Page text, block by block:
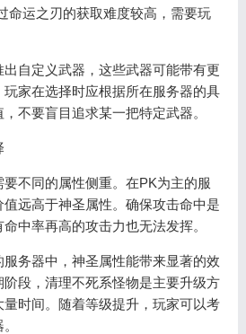
命运之刃的获取难度较高，需要玩
自定义武器，这些武器可能带有更
家在选择时应根据所在服务器的具
不要盲目追求某一把特定武器。
不同的属性侧重。在PK为主的服
远高于神圣属性。确保攻击命中是
中率再高的攻击力也无法发挥。
务器中，神圣属性能带来显著的效
段，清理不死系怪物是主要升级方
时间。随着等级提升，玩家可以考